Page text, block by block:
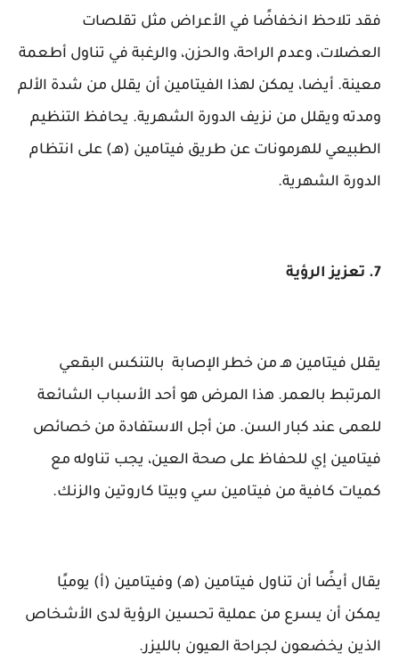
فقد تلاحظ انخفاضًا في الأعراض مثل تقلصات
العضلات، وعدم الراحة، والحزن، والرغبة في تناول أطعمة
معينة. أيضا، يمكن لهذا الفيتامين أن يقلل من شدة الألم
ومدته ويقلل من نزيف الدورة الشهرية. يحافظ التنظيم
الطبيعي للهرمونات عن طريق فيتامين (هـ) على انتظام
الدورة الشهرية.
7. تعزيز الرؤية
يقلل فيتامين هـ من خطر الإصابة بالتنكس البقعي
المرتبط بالعمر. هذا المرض هو أحد الأسباب الشائعة
للعمى عند كبار السن. من أجل الاستفادة من خصائص
فيتامين إي للحفاظ على صحة العين، يجب تناوله مع
كميات كافية من فيتامين سي وبيتا كاروتين والزنك.
يقال أيضًا أن تناول فيتامين (هـ) وفيتامين (أ) يوميًا
يمكن أن يسرع من عملية تحسين الرؤية لدى الأشخاص
الذين يخضعون لجراحة العيون بالليزر.